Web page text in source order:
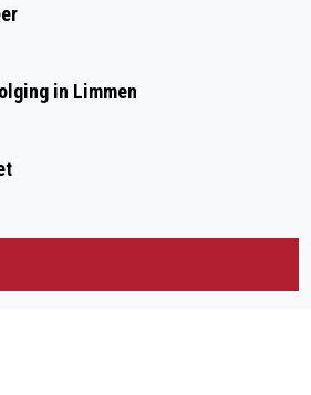
MARATHON,
in Limmen